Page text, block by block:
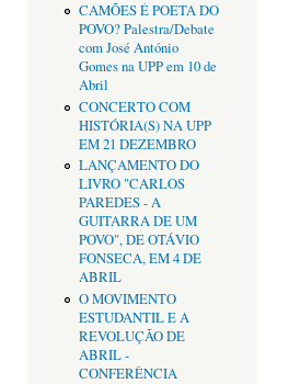
CAMÕES É POETA DO
POVO? Palestra/Debate
com José António
Gomes na UPP em 10 de
Abril
CONCERTO COM
HISTÓRIA(S) NA UPP
EM 21 DEZEMBRO
LANÇAMENTO DO
LIVRO "CARLOS
PAREDES - A
GUITARRA DE UM
POVO", DE OTÁVIO
FONSECA, EM 4 DE
ABRIL
O MOVIMENTO
ESTUDANTIL E A
REVOLUÇÃO DE
ABRIL -
CONFERÊNCIA